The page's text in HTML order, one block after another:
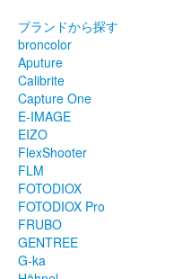
ブランドから探す
broncolor
Aputure
Calibrite
Capture One
E-IMAGE
EIZO
FlexShooter
FLM
FOTODIOX
FOTODIOX Pro
FRUBO
GENTREE
G-ka